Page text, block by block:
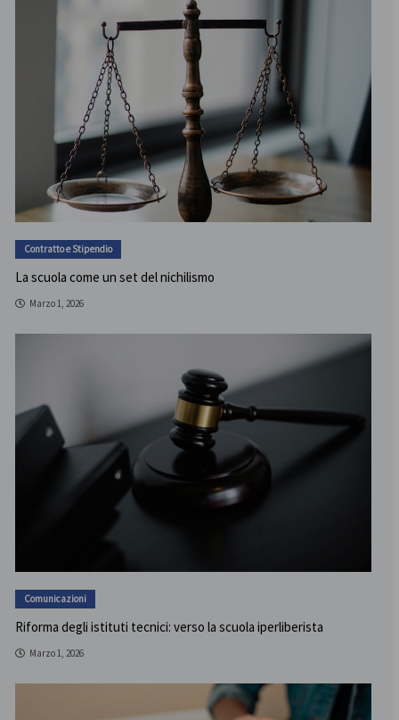
Contratto e Stipendio
La scuola come un set del nichilismo
Marzo 1, 2026
Comunicazioni
Riforma degli istituti tecnici: verso la scuola iperliberista
Marzo 1, 2026